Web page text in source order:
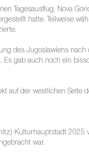
Tagesausflug. Nova
hatte. Teilweise
des Jugoslawiens
gab auch noch ein
auf der westlichen
Kulturhauptstadt 2025
war.